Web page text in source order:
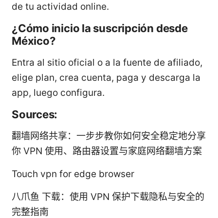
de tu actividad online.
¿Cómo inicio la suscripción desde
México?
Entra al sitio oficial o a la fuente de afiliado,
elige plan, crea cuenta, paga y descarga la
app, luego configura.
Sources:
翻墙网络共享：一步步教你如何安全稳定地分享
你 VPN 使用、路由器设置与家庭网络翻墙方案
Touch vpn for edge browser
八爪鱼 下载：使用 VPN 保护下载隐私与安全的
完整指南